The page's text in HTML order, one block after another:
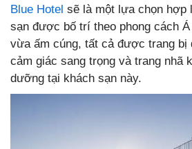
Blue Hotel sẽ là một lựa chọn hợp
sạn được bố trí theo phong cách
vừa ấm cúng, tất cả được trang bị
cảm giác sang trọng và trang nhã
dưỡng tại khách sạn này.